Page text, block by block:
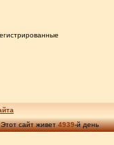
Этот сайт живет4939-й день